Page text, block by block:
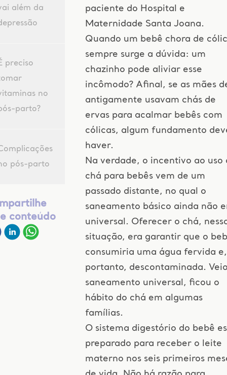
além da
preciso
no
parto?
pós-parto
conteúdo
paciente do Hospital e
Maternidade Santa Joana.
Quando um bebê chora de
sempre surge a dúvida: um
chazinho pode aliviar esse
incômodo? Afinal, se as mães
antigamente usavam chás de
ervas para acalmar bebês com
cólicas, algum fundamento
haver.
Na verdade, o incentivo ao uso
chá para bebês vem de um
passado distante, no qual o
saneamento básico ainda não
universal. Oferecer o chá,
situação, era garantir que o
consumiria uma água fervida e,
portanto, descontaminada.
saneamento universal, ficou o
hábito do chá em algumas
famílias.
O sistema digestório do bebê
preparado para receber o leite
materno nos seis primeiros